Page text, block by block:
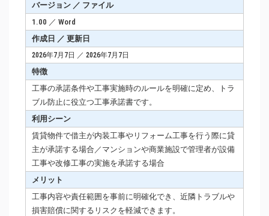
バージョン ／ ファイル
1.00 ／ Word
作成日 ／ 更新日
2026年7月7日 ／ 2026年7月7日
特徴
工事の承諾条件や工事実施時のルールを明確に定め、トラ
ブル防止に役立つ工事承諾書です。
利用シーン
賃貸物件で借主が内装工事やリフォーム工事を行う際に貸
主が承諾する場合／マンションや商業施設で管理者が設備
工事や改修工事の実施を承諾する場合
メリット
工事内容や責任範囲を事前に明確化でき、近隣トラブルや
損害賠償に関するリスクを軽減できます。